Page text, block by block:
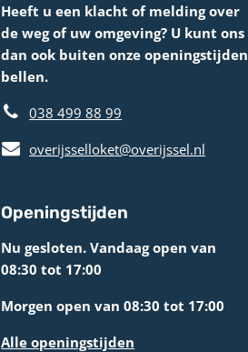
Heeft u een klacht of melding over
de weg of uw omgeving? U kunt ons
dan ook buiten onze openingstijden
bellen.
038 499 88 99
overijsselloket@overijssel.nl
Openingstijden
Nu gesloten. Vandaag open van
08:30 tot 17:00
Morgen open van 08:30 tot 17:00
Alle openingstijden